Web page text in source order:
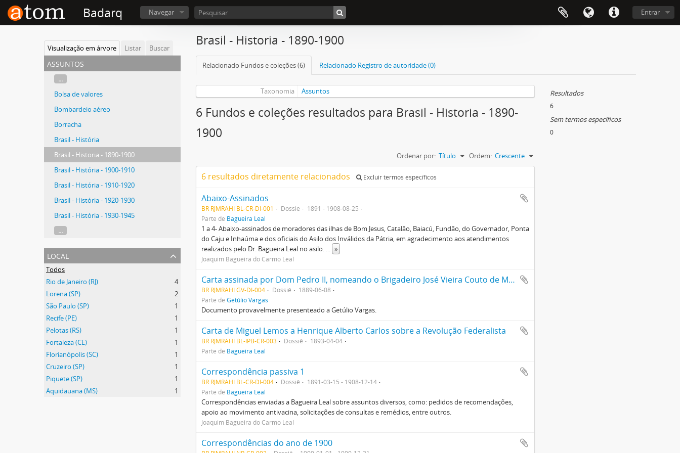
Badarq Navegar Entrar
Visualização em árvore Listar Buscar
assuntos
...
Bolsa de valores
Bombardeio aéreo
Borracha
Brasil - História
Brasil - Historia - 1890-1900
Brasil - História - 1900-1910
Brasil - História - 1910-1920
Brasil - História - 1920-1930
Brasil - História - 1930-1945
...
local
Todos
Rio de Janeiro (RJ)
4
Lorena (SP)
2
São Paulo (SP)
1
Recife (PE)
1
Pelotas (RS)
1
Fortaleza (CE)
1
Florianópolis (SC)
1
Cruzeiro (SP)
1
Piquete (SP)
1
Aquidauana (MS)
1
Brasil - Historia - 1890-1900
Relacionado Fundos e coleções (6) Relacionado Registro de autoridade (0)
Taxonomia Assuntos
6 Fundos e coleções resultados para Brasil - Historia - 1890-
1900
Ordenar por: Título Ordem: Crescente
6 resultados diretamente relacionados Excluir termos específicos
Abaixo-Assinados
BR RJMRAHI BL-CR-DI-001 Dossiê
1891 - 1908-08-25
Parte de Bagueira Leal
1 a 4- Abaixo-assinados de moradores das ilhas de Bom Jesus, Catalão, Baiacú, Fundão, do Governador, Ponta
do Caju e Inhaúma e dos oficiais do Asilo dos Inválidos da Pátria, em agradecimento aos atendimentos
realizados pelo Dr. Bagueira Leal no asilo. ... »
Joaquim Bagueira do Carmo Leal
Carta assinada por Dom Pedro II, nomeando o Brigadeiro José Vieira Couto de Magalhães para Presidente da Província de São Paulo
BR RJMRAHI GV-DI-004 Dossiê
1889-06-08
Parte de Getúlio Vargas
Documento provavelmente presenteado a Getúlio Vargas.
Carta de Miguel Lemos a Henrique Alberto Carlos sobre a Revolução Federalista
BR RJMRAHI BL-IPB-CR-003 Dossiê
1893-04-04
Parte de Bagueira Leal
Correspondência passiva 1
BR RJMRAHI BL-CR-DI-004 Dossiê
1891-03-15 - 1908-12-14
Parte de Bagueira Leal
Correspondências enviadas a Bagueira Leal sobre assuntos diversos, como: pedidos de recomendações,
apoio ao movimento antivacina, solicitações de consultas e remédios, entre outros.
Joaquim Bagueira do Carmo Leal
Correspondências do ano de 1900
Resultados
6
Sem termos específicos
0